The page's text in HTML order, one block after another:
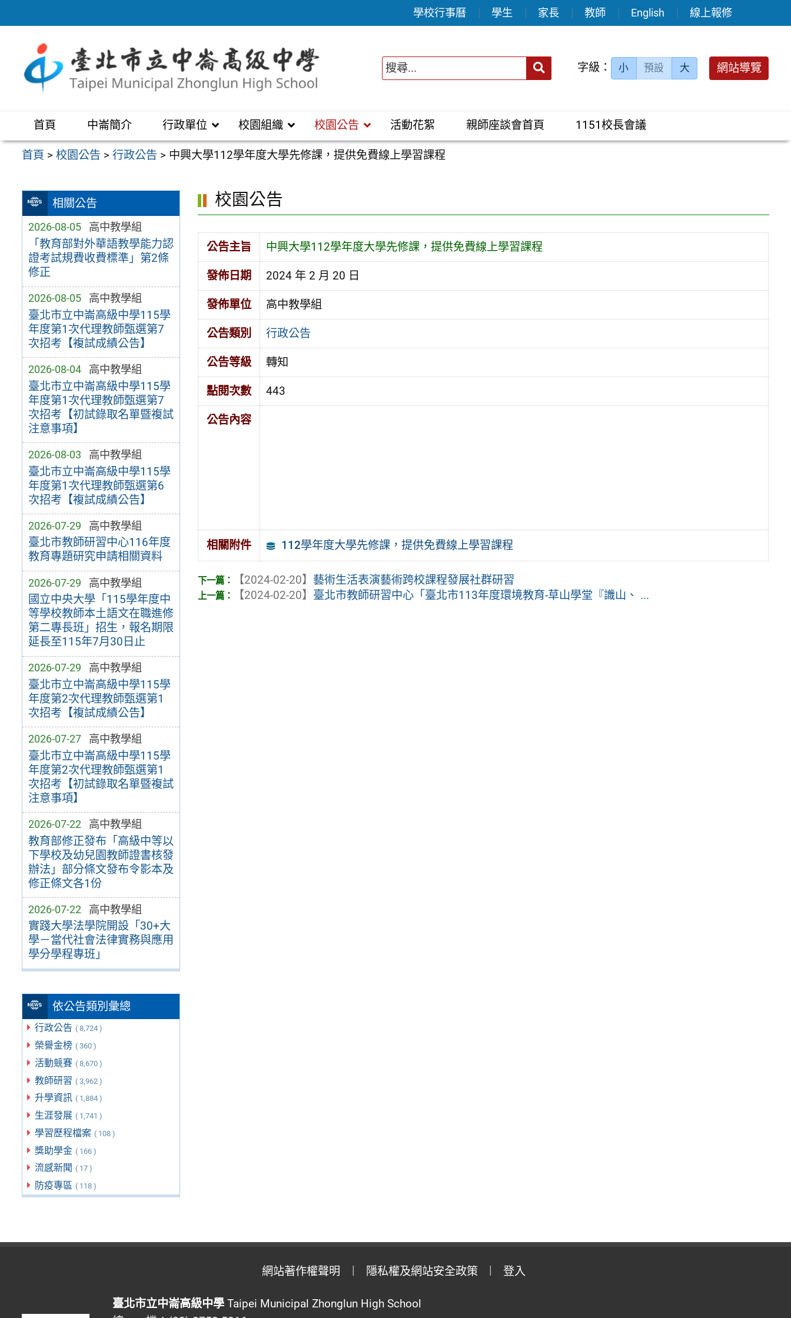
至
區
學校行事曆 學生 家長 教師 English 線上報修
送出 字級： 小 預設 大 網站導覽
首頁 中崙簡介 行政單位 校園組織 校園公告 活動花絮 親師座談會首頁 1151校長會議
首頁 >校園公告 >行政公告 > 中興大學112學年度大學先修課，提供免費線上學習課程
相關公告
2026-08-05 高中教學組
「教育部對外華語教學能力認
證考試規費收費標準」第2條
修正
2026-08-05 高中教學組
臺北市立中崙高級中學115學
年度第1次代理教師甄選第7
次招考【複試成績公告】
2026-08-04 高中教學組
臺北市立中崙高級中學115學
年度第1次代理教師甄選第7
次招考【初試錄取名單暨複試
注意事項】
2026-08-03 高中教學組
臺北市立中崙高級中學115學
年度第1次代理教師甄選第6
次招考【複試成績公告】
2026-07-29 高中教學組
臺北市教師研習中心116年度
教育專題研究申請相關資料
2026-07-29 高中教學組
國立中央大學「115學年度中
等學校教師本土語文在職進修
第二專長班」招生，報名期限
延長至115年7月30日止
2026-07-29 高中教學組
臺北市立中崙高級中學115學
年度第2次代理教師甄選第1
次招考【複試成績公告】
2026-07-27 高中教學組
臺北市立中崙高級中學115學
年度第2次代理教師甄選第1
次招考【初試錄取名單暨複試
注意事項】
2026-07-22 高中教學組
教育部修正發布「高級中等以
下學校及幼兒園教師證書核發
辦法」部分條文發布令影本及
修正條文各1份
2026-07-22 高中教學組
實踐大學法學院開設「30+大
學－當代社會法律實務與應用
學分學程專班」
依公告類別彙總
行政公告 ( 8,724 )
榮譽金榜 ( 360 )
活動競賽 ( 8,670 )
教師研習 ( 3,962 )
升學資訊 ( 1,884 )
生涯發展 ( 1,741 )
學習歷程檔案 ( 108 )
獎助學金 ( 166 )
流感新聞 ( 17 )
防疫專區 ( 118 )
校園公告
公告主旨 中興大學112學年度大學先修課，提供免費線上學習課程
發佈日期 2024 年 2 月 20 日
發佈單位 高中教學組
公告類別 行政公告
公告等級 轉知
點閱次數 443
公告內容
相關附件 112學年度大學先修課，提供免費線上學習課程
【2024-02-20】 藝術生活表演藝術跨校課程發展社群研習
【2024-02-20】 臺北市教師研習中心「臺北市113年度環境教育-草山學堂『識山、 ...
網站著作權聲明 隱私權及網站安全政策 登入
臺北市立中崙高級中學Taipei Municipal Zhonglun High School